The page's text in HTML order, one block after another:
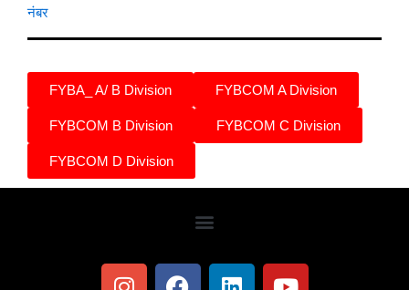
नंबर
FYBA_ A/ B Division FYBCOM A Division
FYBCOM B Division FYBCOM C Division
FYBCOM D Division
I F L Y